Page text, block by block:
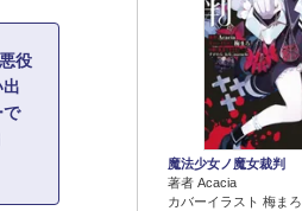
役
で
魔法少女ノ魔女裁判
著者 Acacia
カバーイラスト 梅まろ